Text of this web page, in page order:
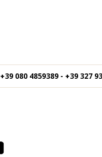
+39 080 4859389 - +39 327